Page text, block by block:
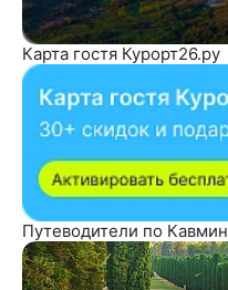
Карта гостя Курорт26.ру
Путеводители по